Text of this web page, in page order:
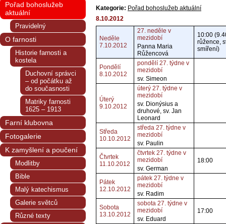
Kategorie: Pořad bohoslužeb aktuální
8.10.2012
Neděle
7.10.2012
27. neděle v
mezidobí
Panna Maria
Růžencová
10:00
růžence,
smíření)
Pondělí
8.10.2012
pondělí 27. týdne v
mezidobí
sv. Simeon
Úterý
9.10.2012
úterý 27. týdne v
mezidobí
sv. Dionýsius a
druhové, sv. Jan
Leonard
Středa
10.10.2012
středa 27. týdne v
mezidobí
sv. Paulin
Čtvrtek
11.10.2012
čtvrtek 27. týdne v
mezidobí
sv. German
18:00
Pátek
12.10.2012
pátek 27. týdne v
mezidobí
sv. Radim
Sobota
13.10.2012
sobota 27. týdne v
mezidobí
sv. Eduard
17:00
Pořad bohoslužeb
aktuální
Pravidelný
O farnosti
Historie farnosti a
kostela
Duchovní správci
– od počátku až
do současnosti
Matriky farnosti
1625 – 1913
Farní klubovna
Fotogalerie
K zamyšlení a poučení
Modlitby
Bible
Malý katechismus
Galerie světců
Různé texty